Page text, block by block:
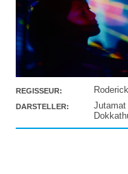
REGISSEUR:
DARSTELLER:
Jutamat